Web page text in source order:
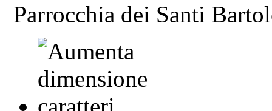
Parrocchia dei Santi